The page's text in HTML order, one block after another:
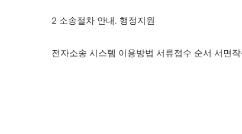
2 소송절차 안내. 행정지원
전자소송 시스템 이용방법 서류접수 순서 서면